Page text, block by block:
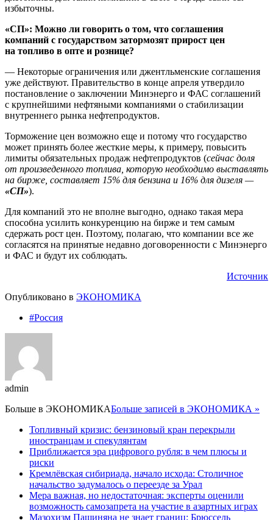
избыточны.
«СП»: Можно ли говорить о том, что соглашения
компаний с государством затормозят прирост цен
на топливо в опте и рознице?
— Некоторые ограничения или джентльменские соглашения
уже действуют. Правительство в конце апреля утвердило
постановление о заключении Минэнерго и ФАС соглашений
с крупнейшими нефтяными компаниями о стабилизации
внутреннего рынка нефтепродуктов.
Торможение цен возможно еще и потому что государство
может принять более жесткие меры, к примеру, повысить
лимиты обязательных продаж нефтепродуктов (сейчас доля
от произведенного топлива, которую необходимо выставлять
на бирже, составляет 15% для бензина и 16% для дизеля —
«СП»).
Для компаний это не вполне выгодно, однако такая мера
способна усилить конкуренцию на бирже и тем самым
сдержать рост цен. Поэтому, полагаю, что компании все же
согласятся на принятые недавно договоренности с Минэнерго
и ФАС и будут их соблюдать.
Источник
Опубликовано в ЭКОНОМИКА
#Россия
admin
Больше в ЭКОНОМИКАБольше записей в ЭКОНОМИКА »
Топливный кризис: бензиновый кран перекрыли
иностранцам и спекулянтам
Приближается эра цифрового рубля: в чем плюсы и
риски
Кремлёвская сибириада, начало исхода: Столичное
начальство задумалось о переезде за Урал
Мера важная, но недостаточная: эксперты оценили
возможность самозапрета на участие в азартных играх
Мазохизм Пашиняна не знает границ: Брюссель